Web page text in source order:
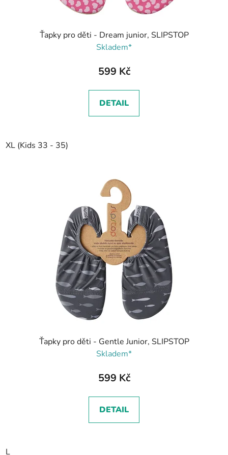
Ťapky pro děti - Dream junior, SLIPSTOP
Skladem*
599 Kč
DETAIL
XL (Kids 33 - 35)
Ťapky pro děti - Gentle Junior, SLIPSTOP
Skladem*
599 Kč
DETAIL
L